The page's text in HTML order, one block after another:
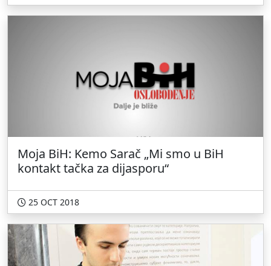
Moja BiH: Kemo Sarač „Mi smo u BiH
kontakt tačka za dijasporu“
25 OCT 2018